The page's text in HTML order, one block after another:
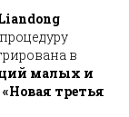
в
малых и
третья